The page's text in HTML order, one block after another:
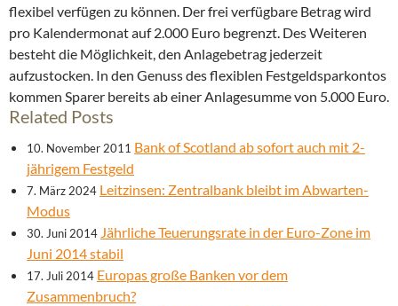
flexibel verfügen zu können. Der frei verfügbare Betrag wird
pro Kalendermonat auf 2.000 Euro begrenzt. Des Weiteren
besteht die Möglichkeit, den Anlagebetrag jederzeit
aufzustocken. In den Genuss des flexiblen Festgeldsparkontos
kommen Sparer bereits ab einer Anlagesumme von 5.000 Euro.
Related Posts
10. November 2011 Bank of Scotland ab sofort auch mit 2-
jährigem Festgeld
7. März 2024 Leitzinsen: Zentralbank bleibt im Abwarten-
Modus
30. Juni 2014 Jährliche Teuerungsrate in der Euro-Zone im
Juni 2014 stabil
17. Juli 2014 Europas große Banken vor dem
Zusammenbruch?